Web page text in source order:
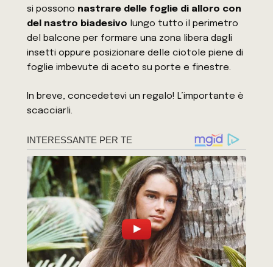
si possono nastrare delle foglie di alloro con
del nastro biadesivo lungo tutto il perimetro
del balcone per formare una zona libera dagli
insetti oppure posizionare delle ciotole piene di
foglie imbevute di aceto su porte e finestre.
In breve, concedetevi un regalo! L’importante è
scacciarli.